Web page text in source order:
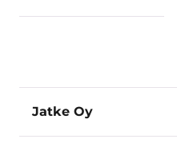
Jatke Oy